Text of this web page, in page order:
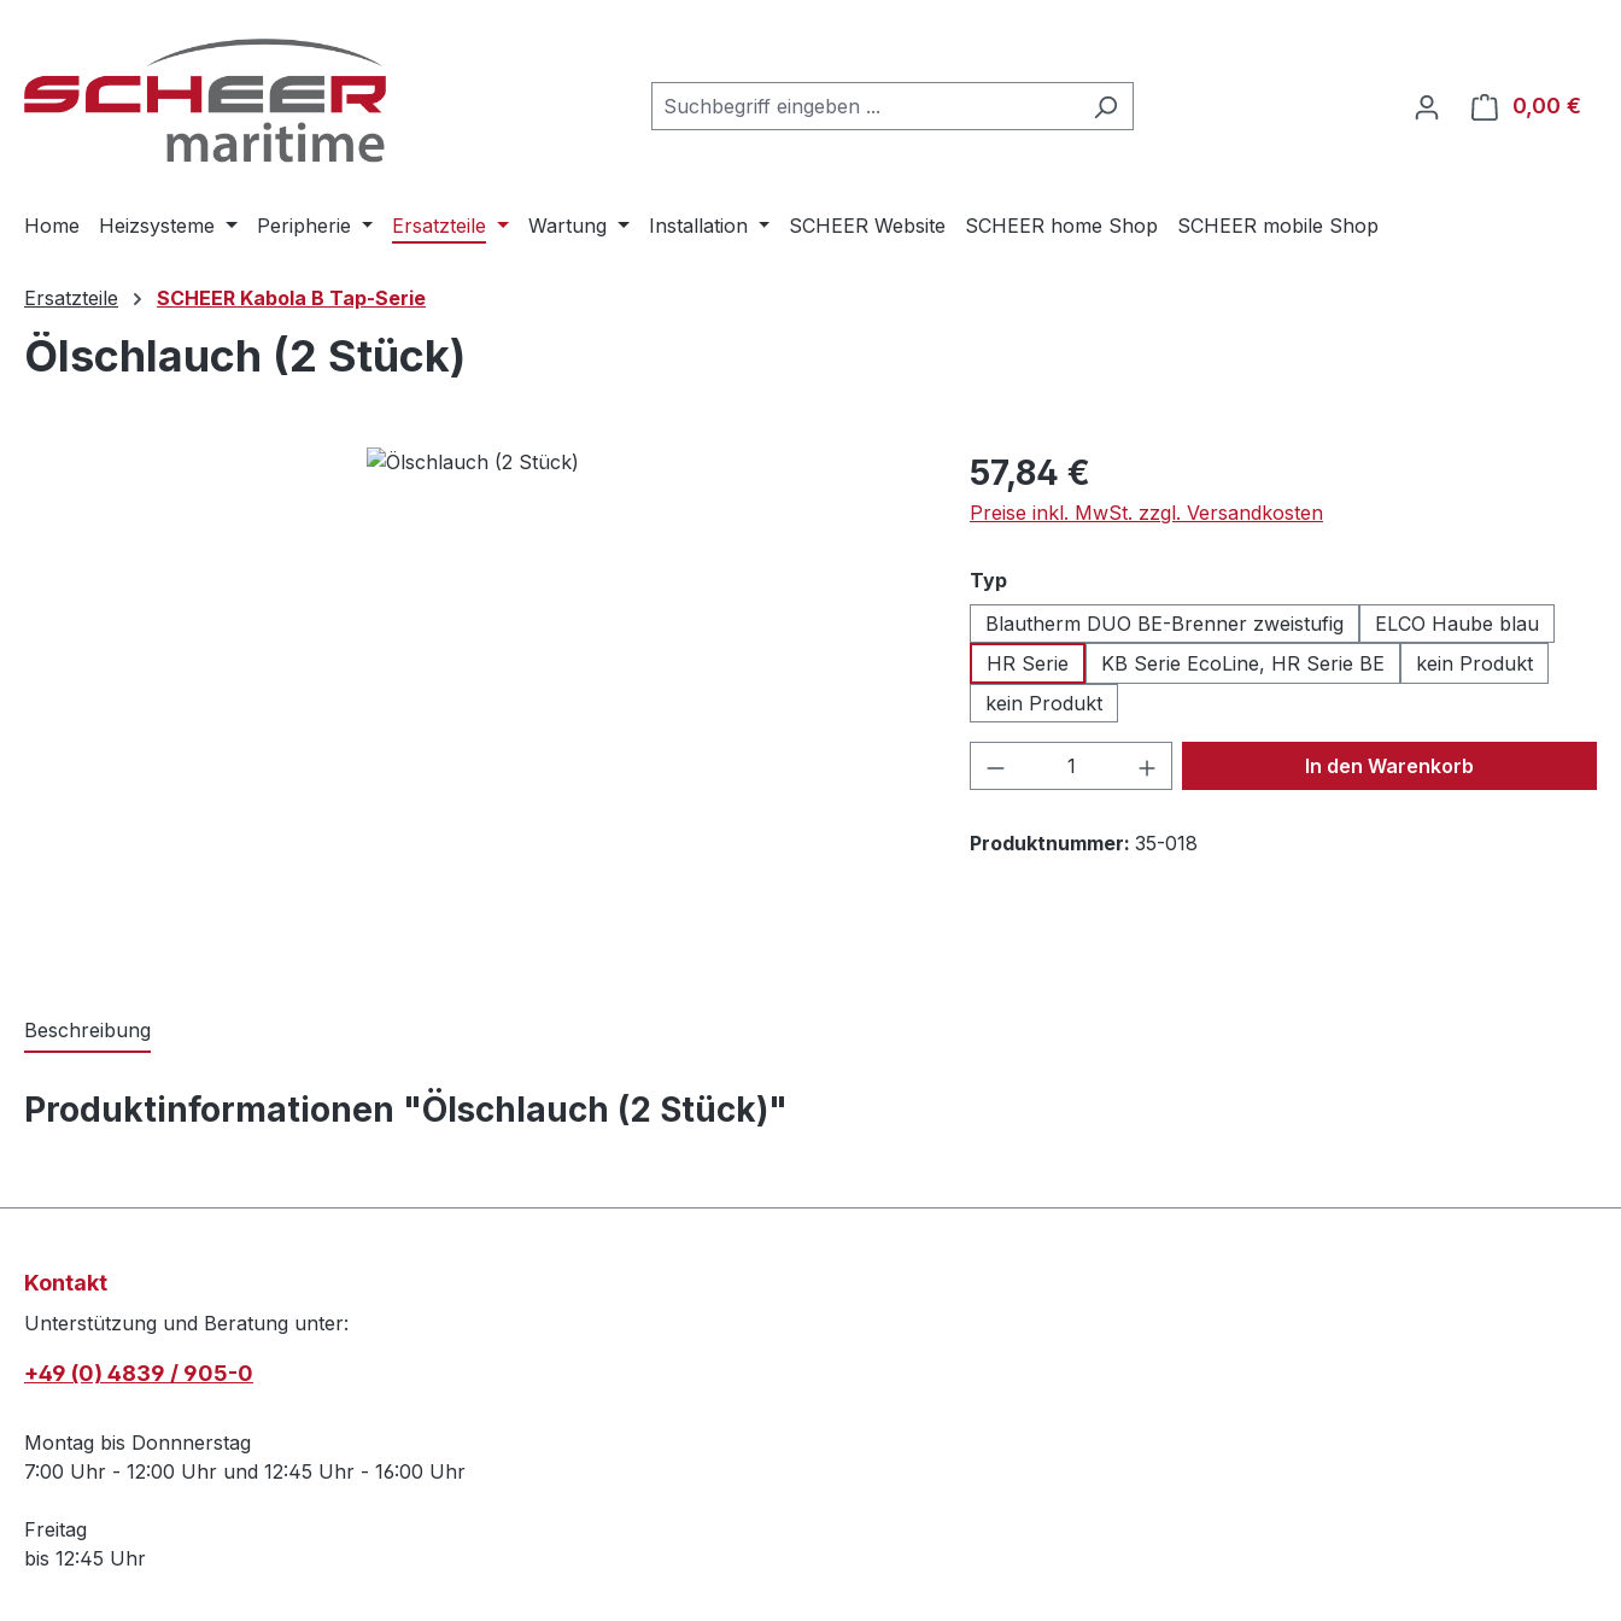
0,00 €
Home Heizsysteme Peripherie Ersatzteile Wartung Installation SCHEER Website SCHEER home Shop SCHEER mobile Shop
Ersatzteile SCHEER Kabola B Tap-Serie
Ölschlauch (2 Stück)
Regulärer Preis:
57,84 €
Preise inkl. MwSt. zzgl. Versandkosten
Typauswählen
Blautherm DUO BE-Brenner zweistufig
ELCO Haube blau
HR Serie
KB Serie EcoLine, HR Serie BE
kein Produkt
kein Produkt
Produkt Anzahl: Gib den gewünschten Wert
In den Warenkorb
Produktnummer: 35-018
Beschreibung
Produktinformationen "Ölschlauch (2 Stück)"
Kontakt
Unterstützung und Beratung unter:
+49 (0) 4839 / 905-0
Montag bis Donnnerstag
7:00 Uhr - 12:00 Uhr und 12:45 Uhr - 16:00 Uhr
Freitag
bis 12:45 Uhr